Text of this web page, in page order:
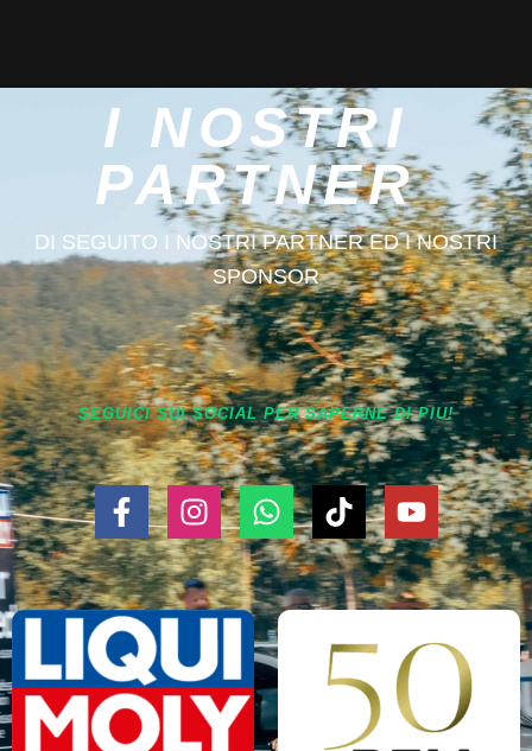
I NOSTRI
PARTNER
DI SEGUITO I NOSTRI PARTNER ED I NOSTRI
SPONSOR
SEGUICI SUI SOCIAL PER SAPERNE DI PIU!